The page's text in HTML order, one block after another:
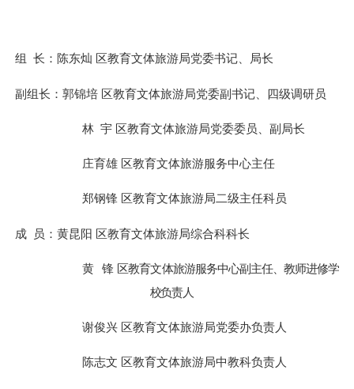
组 长： 陈东灿 区教育文体旅游局党委书记、 局长
副组长： 郭锦培 区教育文体旅游局党委副书记 四级调研员
林 宇 区教育文体旅游局党委委员、副局长
庄育雄 区教育文体旅游服务中心主任
郑钢锋 区教育文体旅游局二级主任科员
成 员： 黄昆阳 区教育文体旅游局综合科科长
黄 锋 区教育文体旅游服务中心副主任、教师进修学
校负责人
谢俊兴 区教育文体旅游局党委办负责人
陈志文 区教育文体旅游局中教科负责人